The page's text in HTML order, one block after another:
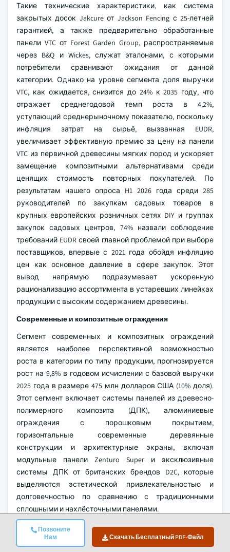
Позвоните
Нам
Скачать Бесплатный PDF-Файл
Такие технические характеристики, как система
закрытых досок Jakcure от Jackson Fencing с 25-летней
гарантией, а также предварительно обработанные
панели VTC от Forest Garden Group, распространяемые
через B&Q и Wickes, служат эталонами, с которыми
потребители сравнивают ожидания от данной
категории. Однако на уровне сегмента доля выручки
VTC, как ожидается, снизится до 24% к 2035 году, что
отражает среднегодовой темп роста в 4,2%,
уступающий среднерыночному показателю, поскольку
инфляция затрат на сырьё, вызванная EUDR,
увеличивает эффективную премию за цену на панели
VTC из первичной древесины мягких пород и ускоряет
замещение композитными альтернативами среди
ценящих стоимость повторных покупателей. По
результатам нашего опроса H1 2026 года среди 285
руководителей по закупкам садовых товаров в
крупных европейских розничных сетях DIY и группах
закупок садовых центров, 74% назвали соблюдение
требований EUDR своей главной проблемой при выборе
поставщиков, впервые с 2021 года обойдя инфляцию
цен как основное давление в сфере закупок. Этот
вывод напрямую подразумевает ускоренную
рационализацию ассортимента в устаревших линейках
продукции с высоким содержанием древесины.
Современные и композитные ограждения
Сегмент современных и композитных ограждений
является наиболее перспективной возможностью
роста в категории по типу продукции, прогнозируется
рост на 9,8% в годовом исчислении с базовой выручки
2025 года в размере 475 млн долларов США (10% доля).
Этот сегмент включает системы панелей из древесно-
полимерного композита (ДПК), алюминиевые
ограждения с порошковым покрытием,
горизонтальные современные деревянные
конструкции и архитектурные экраны, включая
модульные панели Zenturo Super и эксклюзивные
системы ДПК от британских брендов D2C, которые
выделяются эстетической привлекательностью и
долговечностью по сравнению с традиционными
сплошными и нахлёсточными панелями.
Сегмент Лап-панелей/Федербордов, занимающий 18%
рынка в 2025 году, испытывает наибольшее сокращение